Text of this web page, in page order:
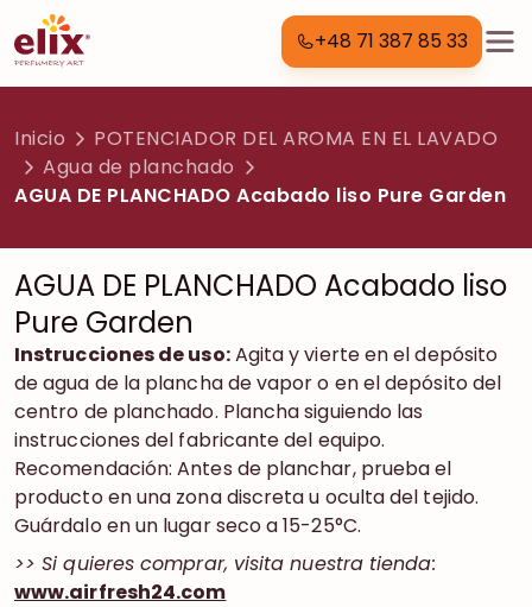
+48 71 387 85 33
Inicio
POTENCIADOR DEL AROMA EN EL LAVADO
Agua de planchado
AGUA DE PLANCHADO Acabado liso Pure Garden
AGUA DE PLANCHADO Acabado liso
Pure Garden
Instrucciones de uso:Agita y vierte en el depósito
de agua de la plancha de vapor o en el depósito del
centro de planchado. Plancha siguiendo las
instrucciones del fabricante del equipo.
Recomendación: Antes de planchar, prueba el
producto en una zona discreta u oculta del tejido.
Guárdalo en un lugar seco a 15-25°C.
>> Si quieres comprar, visita nuestra tienda:
www.airfresh24.com